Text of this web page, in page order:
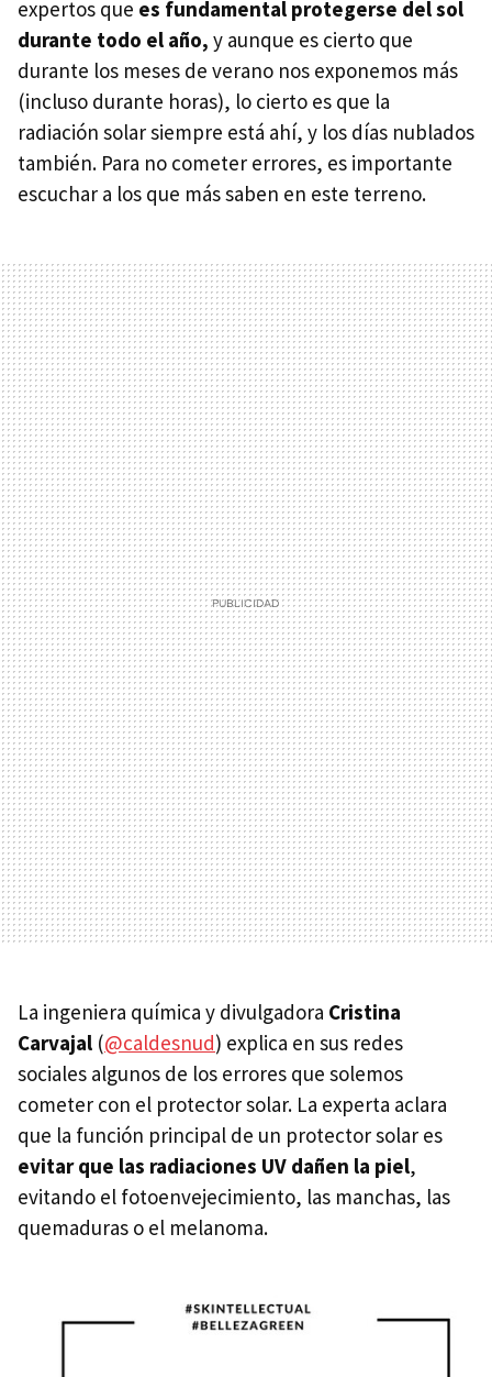
expertos que es fundamental protegerse del sol
durante todo el año, y aunque es cierto que
durante los meses de verano nos exponemos más
(incluso durante horas), lo cierto es que la
radiación solar siempre está ahí, y los días nublados
también. Para no cometer errores, es importante
escuchar a los que más saben en este terreno.
La ingeniera química y divulgadora Cristina
Carvajal (@caldesnud) explica en sus redes
sociales algunos de los errores que solemos
cometer con el protector solar. La experta aclara
que la función principal de un protector solar es
evitar que las radiaciones UV dañen la piel,
evitando el fotoenvejecimiento, las manchas, las
quemaduras o el melanoma.